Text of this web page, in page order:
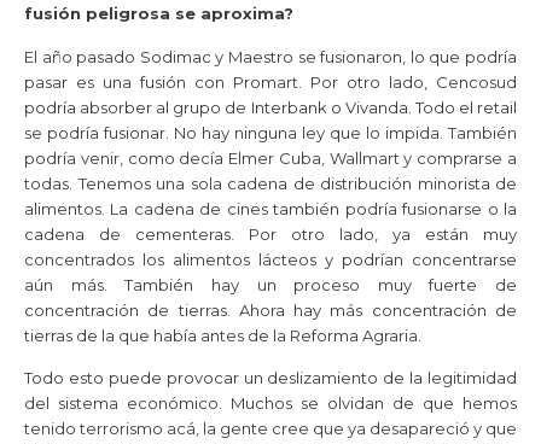
fusión peligrosa se aproxima?
El año pasado Sodimac y Maestro se fusionaron, lo que podría
pasar es una fusión con Promart. Por otro lado, Cencosud
podría absorber al grupo de Interbank o Vivanda. Todo el retail
se podría fusionar. No hay ninguna ley que lo impida. También
podría venir, como decía Elmer Cuba, Wallmart y comprarse a
todas. Tenemos una sola cadena de distribución minorista de
alimentos. La cadena de cines también podría fusionarse o la
cadena de cementeras. Por otro lado, ya están muy
concentrados los alimentos lácteos y podrían concentrarse
aún más. También hay un proceso muy fuerte de
concentración de tierras. Ahora hay más concentración de
tierras de la que había antes de la Reforma Agraria.
Todo esto puede provocar un deslizamiento de la legitimidad
del sistema económico. Muchos se olvidan de que hemos
tenido terrorismo acá, la gente cree que ya desapareció y que